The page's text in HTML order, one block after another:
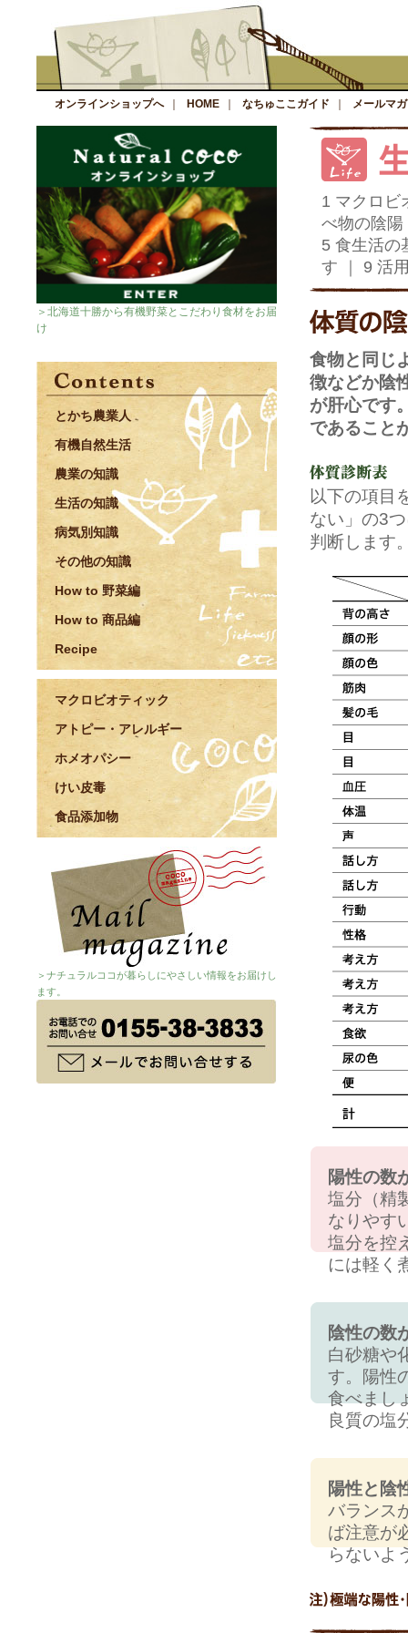
オンラインショップへ HOME なちゅここガイド メールマ
＞北海道十勝から有機野菜とこだわり食材をお届
け
とかち農業人
有機自然生活
農業の知識
生活の知識
病気別知識
その他の知識
How to 野菜編
How to 商品編
Recipe
マクロビオティック
アトピー・アレルギー
ホメオパシー
けい皮毒
食品添加物
＞ナチュラルココが暮らしにやさしい情報をお届けし
ます。
1 マクロビ
べ物の陰陽
5 食生活の
す
9 活
食物と同じ
徴などか陰
が肝心です
であること
以下の項目
ない」の3
判断します
陽性の数
塩分（精
なりやす
塩分を控
には軽く
陰性の数
白砂糖や
す。陽性
食べまし
良質の塩
陽性と陰
バランス
ば注意が
らないよ